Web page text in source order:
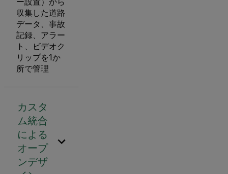
収集した道路
データ、事故
記録、アラー
ト、ビデオク
リップを1か
所で管理
カスタ
ム統合
による
オープ
ンデザ